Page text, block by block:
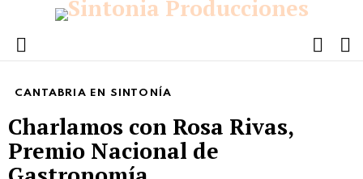
Menu
CANTABRIA EN SINTONÍA
Charlamos con Rosa Rivas,
Premio Nacional de